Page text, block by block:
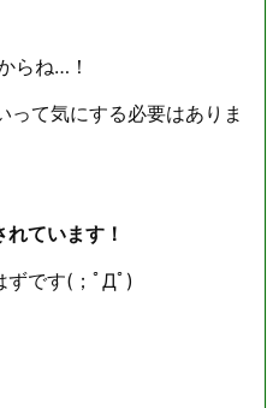
らね…！
って気にする必要はありま
ています！
ずです(；ﾟДﾟ)